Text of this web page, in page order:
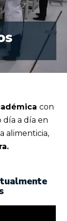
con
día a día en
alimenticia,